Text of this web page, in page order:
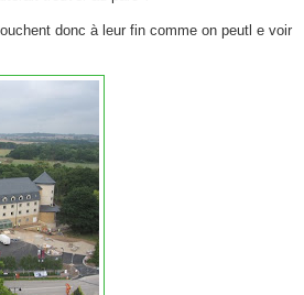
donc à leur fin comme on peutl e voir